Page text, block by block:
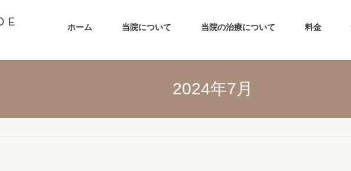
ホーム 当院について 当院の治療について 料金
2024年7月